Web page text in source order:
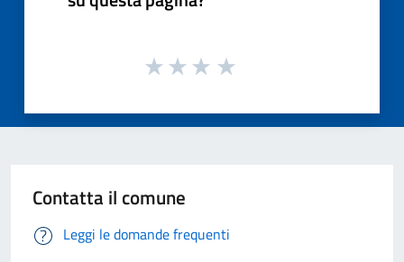
Contatta il comune
Leggi le domande frequenti